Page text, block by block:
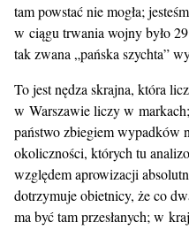
tam powstać nie mogła;
w ciągu trwania wojny było
tak zwana „pańska szychta”
To jest nędza skrajna, która
w Warszawie liczy w
państwo zbiegiem wypadków
okoliczności, których tu
względem aprowizacji
dotrzymuje obietnicy, że co
ma być tam przesłanych; w